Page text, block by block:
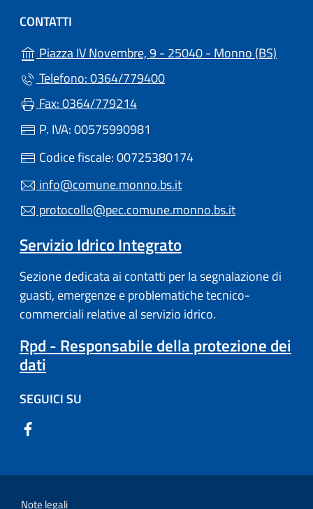
CONTATTI
Piazza IV Novembre, 9 - 25040 - Monno (BS)
Telefono: 0364/779400
Fax: 0364/779214
P. IVA: 00575990981
Codice fiscale: 00725380174
info@comune.monno.bs.it
protocollo@pec.comune.monno.bs.it
Servizio Idrico Integrato
Sezione dedicata ai contatti per la segnalazione di
guasti, emergenze e problematiche tecnico-
commerciali relative al servizio idrico.
Rpd - Responsabile della protezione dei
dati
SEGUICI SU
Note legali